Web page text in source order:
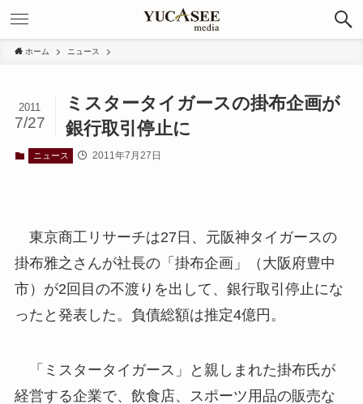
ホーム ニュース
ミスタータイガースの掛布企画が
銀行取引停止に
2011
7/27
ニュース 2011年7月27日
東京商工リサーチは27日、元阪神タイガースの
掛布雅之さんが社長の「掛布企画」（大阪府豊中
市）が2回目の不渡りを出して、銀行取引停止にな
ったと発表した。負債総額は推定4億円。
「ミスタータイガース」と親しまれた掛布氏が
経営する企業で、飲食店、スポーツ用品の販売な